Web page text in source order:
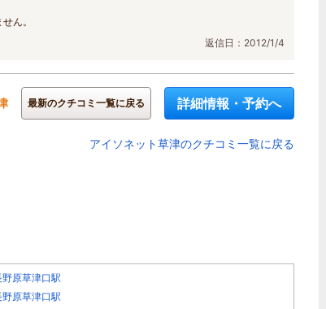
ん。
返信日：2012/1/4
最新のクチコミ一覧に戻る 詳細情報・予約へ
アイソネット草津のクチコミ一覧に戻る
野原草津口駅
野原草津口駅